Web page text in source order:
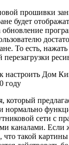
прошивки
будет
То есть,
перезагрузки
настроить Дом
году
который
нормально
сети с
каналами. Если
что такой